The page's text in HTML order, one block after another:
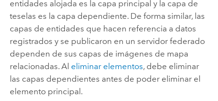
entidades alojada es la capa principal y la capa de
teselas es la capa dependiente. De forma similar, las
capas de entidades que hacen referencia a datos
registrados y se publicaron en un servidor federado
dependen de sus capas de imágenes de mapa
relacionadas.Al eliminar elementos, debe eliminar
las capas dependientes antes de poder eliminar el
elemento principal.